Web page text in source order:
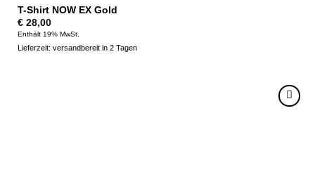
T-Shirt NOW EX Gold
€28,00
Enthält 19% MwSt.
Lieferzeit: versandbereit in 2 Tagen